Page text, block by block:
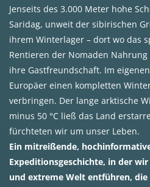
Jenseits des 3.000 Meter hohe
Saridag, unweit der sibirischen
ihrem Winterlager – dort wo das
Rentieren der Nomaden
ihre Gastfreundschaft. Im
Europäer einen kompletten
verbringen. Der lange arktische
minus 50 °C ließ das Land
fürchteten wir um unser Leben.
Ein mitreißende,
Expeditionsgeschichte, in der
und extreme Welt entführen,